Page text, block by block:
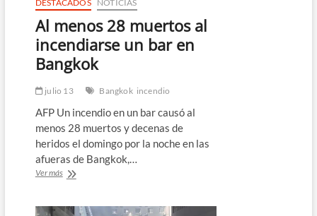
DESTACADOS NOTICIAS
Al menos 28 muertos al
incendiarse un bar en
Bangkok
julio 13 Bangkok incendio
AFP Un incendio en un bar causó al
menos 28 muertos y decenas de
heridos el domingo por la noche en las
afueras de Bangkok,…
Ver másAl
muertos